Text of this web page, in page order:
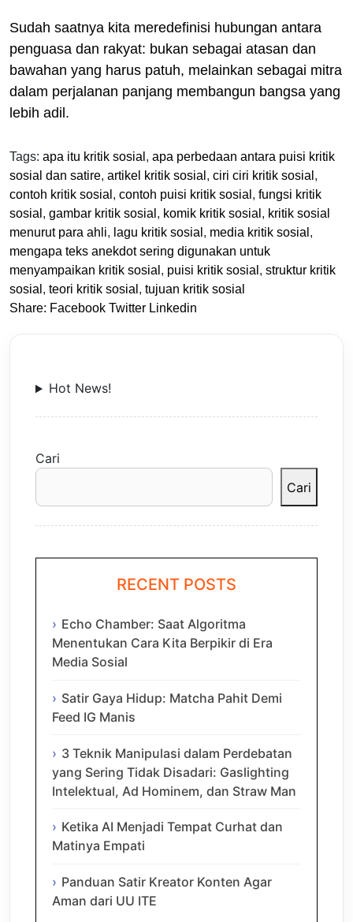
Sudah saatnya kita meredefinisi hubungan antara
penguasa dan rakyat: bukan sebagai atasan dan
bawahan yang harus patuh, melainkan sebagai mitra
dalam perjalanan panjang membangun bangsa yang
lebih adil.
Tags: apa itu kritik sosial , apa perbedaan antara puisi kritik
sosial dan satire, artikel kritik sosial , ciri ciri kritik sosial ,
contoh kritik sosial , contoh puisi kritik sosial , fungsi kritik
sosial , gambar kritik sosial , komik kritik sosial , kritik sosial
menurut para ahli, lagu kritik sosial , media kritik sosial ,
mengapa teks anekdot sering digunakan untuk
menyampaikan kritik sosial , puisi kritik sosial , struktur kritik
sosial , teori kritik sosial , tujuan kritik sosial
Share: Facebook Twitter Linkedin
Hot News!
Cari
Cari
RECENT POSTS
Echo Chamber: Saat Algoritma
Menentukan Cara Kita Berpikir di Era
Media Sosial
Satir Gaya Hidup: Matcha Pahit Demi
Feed IG Manis
3 Teknik Manipulasi dalam Perdebatan
yang Sering Tidak Disadari: Gaslighting
Intelektual, Ad Hominem, dan Straw Man
Ketika AI Menjadi Tempat Curhat dan
Matinya Empati
Panduan Satir Kreator Konten Agar
Aman dari UU ITE